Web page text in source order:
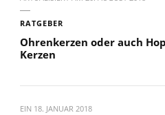
RATGEBER
Ohrenkerzen oder auch
Kerzen
EIN 18. JANUAR 2018